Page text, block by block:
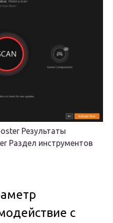
Результаты
Раздел инструментов
с